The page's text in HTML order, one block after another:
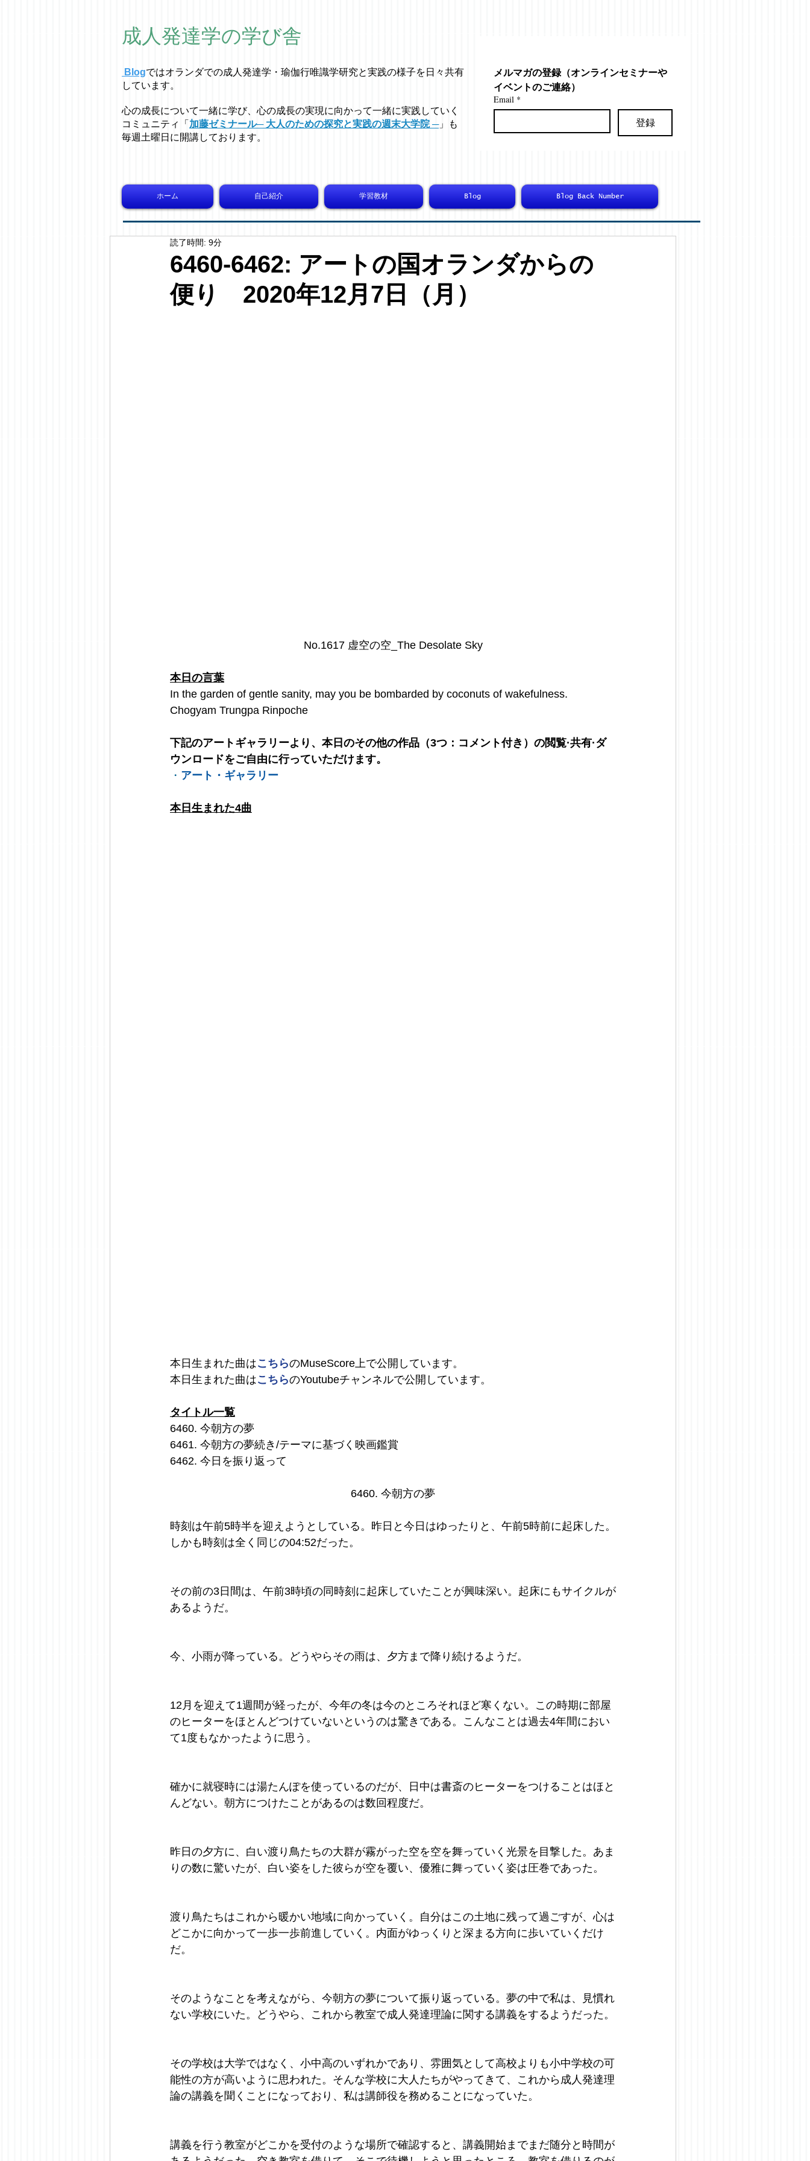
成人発達学の学び舎
Blogではオラ ンダでの成人発達学・ 瑜伽行唯識学研究と実践の様子を日々共有
しています。
心の成長について一緒に学び、心の成長の実現に向かって一緒に実践していく
コミュニティ「 加藤ゼミナール─ 大人のための探究と実践の週末大学院 ─」も
毎週土曜日に開講しております。
メルマガの登録（オンラインセミナーや
イベントのご連絡）
Email *
登録
ホーム 自己紹介 学習教材 Blog Blog Back Number
6460-6462: アートの国オランダからの
便り 2020年12月7日（月）
読了時間: 9分
No.1617 虚空の空_The Desolate Sky
本日の言葉
In the garden of gentle sanity, may you be bombarded by coconuts of wakefulness.
Chogyam Trungpa Rinpoche
下記のアートギャラリーより、本日のその他の作品（3つ：コメント付き）の閲覧·共有·ダ
ウンロードをご自由に行っていただけます。
・ アート・ギャラリー
本日生まれた4曲
本日生まれた曲はこちらのMuseScore上で公開しています。
本日生まれた曲はこちらのYoutubeチャンネルで公開しています。
タイトル一覧
6460. 今朝方の夢
6461. 今朝方の夢続き/テーマに基づく映画鑑賞
6462. 今日を振り返って
6460. 今朝方の夢
時刻は午前5時半を迎えようとしている。昨日と今日はゆったりと、午前5時前に起床した。
しかも時刻は全く同じの04:52だった。
その前の3日間は、午前3時頃の同時刻に起床していたことが興味深い。起床にもサイクルが
あるようだ。
今、小雨が降っている。どうやらその雨は、夕方まで降り続けるようだ。
12月を迎えて1週間が経ったが、今年の冬は今のところそれほど寒くない。この時期に部屋
のヒーターをほとんどつけていないというのは驚きである。こんなことは過去4年間におい
て1度もなかったように思う。
確かに就寝時には湯たんぽを使っているのだが、日中は書斎のヒーターをつけることはほと
んどない。朝方につけたことがあるのは数回程度だ。
昨日の夕方に、白い渡り鳥たちの大群が霧がった空を空を舞っていく光景を目撃した。あま
りの数に驚いたが、白い姿をした彼らが空を覆い、優雅に舞っていく姿は圧巻であった。
渡り鳥たちはこれから暖かい地域に向かっていく。自分はこの土地に残って過ごすが、心は
どこかに向かって一歩一歩前進していく。内面がゆっくりと深まる方向に歩いていくだけ
だ。
そのようなことを考えながら、今朝方の夢について振り返っている。夢の中で私は、見慣れ
ない学校にいた。どうやら、これから教室で成人発達理論に関する講義をするようだった。
その学校は大学ではなく、小中高のいずれかであり、雰囲気として高校よりも小中学校の可
能性の方が高いように思われた。そんな学校に大人たちがやってきて、これから成人発達理
論の講義を聞くことになっており、私は講師役を務めることになっていた。
講義を行う教室がどこかを受付のような場所で確認すると、講義開始までまだ随分と時間が